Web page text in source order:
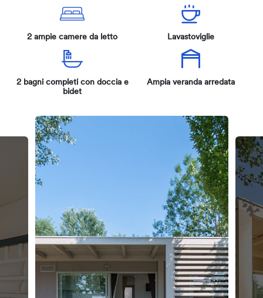
2 ampie camere da letto Lavastoviglie
2 bagni completi con doccia e
bidet
Ampia veranda arredata